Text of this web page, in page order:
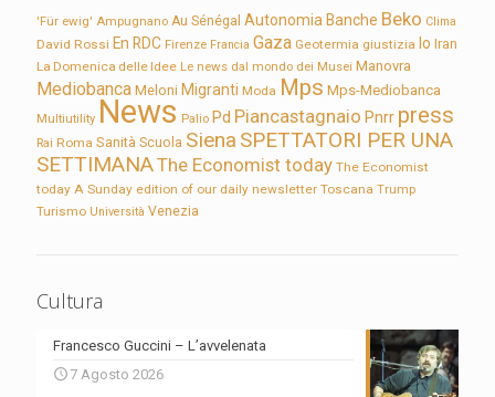
'Für ewig' Ampugnano Au Sénégal Autonomia Banche Beko Clima
David Rossi En RDC Firenze Francia Gaza Geotermia giustizia Io Iran
La Domenica delle Idee Le news dal mondo dei Musei Manovra
Mediobanca Meloni Migranti Moda Mps Mps-Mediobanca
Multiutility News Palio Pd Piancastagnaio Pnrr press
Rai Roma Sanità Scuola Siena SPETTATORI PER UNA
SETTIMANAThe Economist today The Economist
today A Sunday edition of our daily newsletter Toscana Trump
Turismo Università Venezia
Cultura
Francesco Guccini – L’avvelenata
7 Agosto 2026